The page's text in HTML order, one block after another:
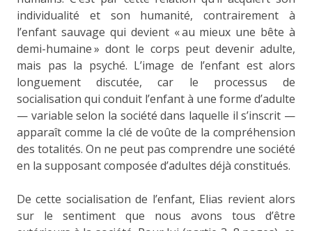
individualité et son humanité, contrairement à
l’enfant sauvage qui devient « au mieux une bête à
demi-humaine » dont le corps peut devenir adulte,
mais pas la psyché. L’image de l’enfant est alors
longuement discutée, car le processus de
socialisation qui conduit l’enfant à une forme d’adulte
— variable selon la société dans laquelle il s’inscrit —
apparaît comme la clé de voûte de la compréhension
des totalités. On ne peut pas comprendre une société
en la supposant composée d’adultes déjà constitués.
De cette socialisation de l’enfant, Elias revient alors
sur le sentiment que nous avons tous d’être